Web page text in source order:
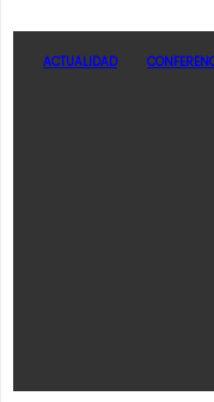
ACTUALIDAD